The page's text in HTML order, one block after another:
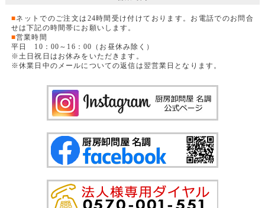
■ネットでのご注文は24時間受け付けております。お電話でのお問合
せは下記の時間帯にお願いします。
■営業時間
平日 10：00～16：00（お昼休み除く）
※土日祝日はお休みをいただきます。
※休業日中のメールについての返信は翌営業日となります。